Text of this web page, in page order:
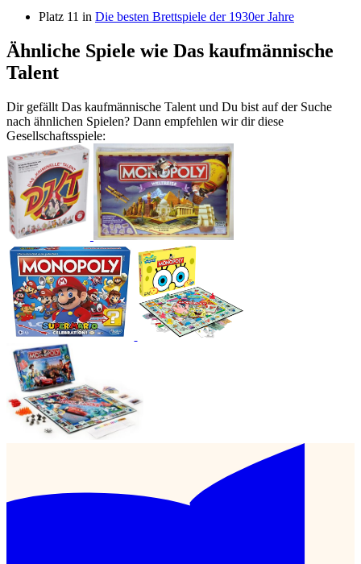
Platz 11 in Die besten Brettspiele der 1930er Jahre
Ähnliche Spiele wie Das kaufmännische
Talent
Dir gefällt Das kaufmännische Talent und Du bist auf der Suche
nach ähnlichen Spielen? Dann empfehlen wir dir diese
Gesellschaftsspiele: